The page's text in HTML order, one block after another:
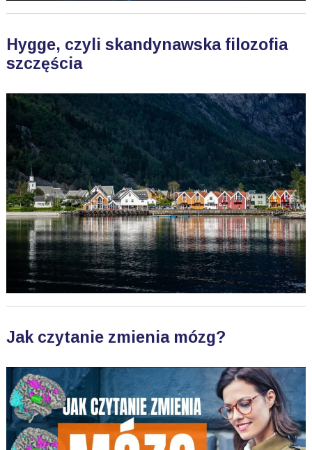
Hygge, czyli skandynawska filozofia
szczęścia
Jak czytanie zmienia mózg?